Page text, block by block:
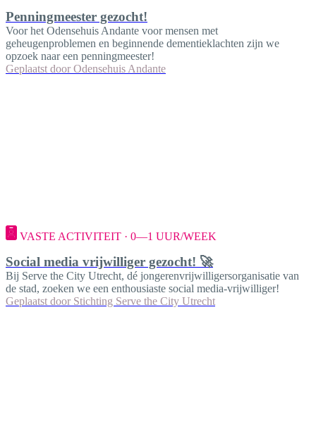
Penningmeester gezocht!
Voor het Odensehuis Andante voor mensen met
geheugenproblemen en beginnende dementieklachten zijn we
opzoek naar een penningmeester!
Geplaatst door Odensehuis Andante
VASTE ACTIVITEIT · 0—1 UUR/WEEK
Social media vrijwilliger gezocht! 🚀
Bij Serve the City Utrecht, dé jongerenvrijwilligersorganisatie van
de stad, zoeken we een enthousiaste social media-vrijwilliger!
Geplaatst door Stichting Serve the City Utrecht